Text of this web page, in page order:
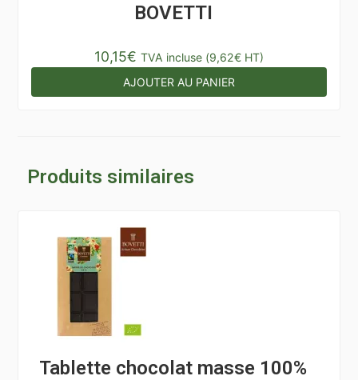
BOVETTI
10,15€ TVA incluse (9,62€ HT)
AJOUTER AU PANIER
Produits similaires
Tablette chocolat masse 100%